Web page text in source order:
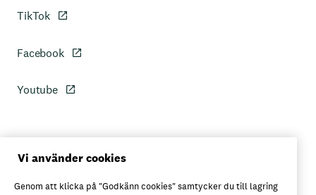
TikTok
Facebook
Youtube
Personuppgiftspolicy
Vi använder cookies
Genom att klicka på "Godkänn cookies" samtycker du till lagring